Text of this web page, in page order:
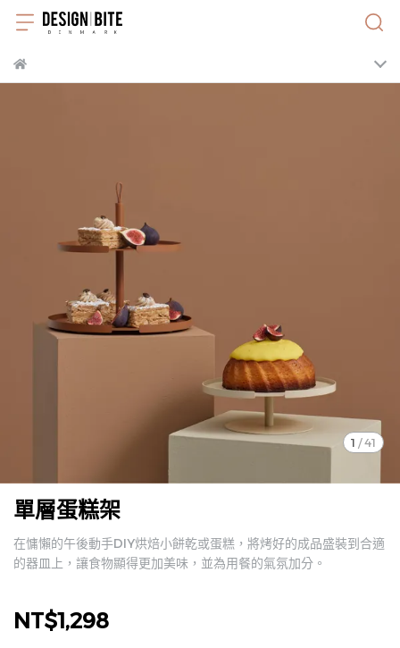
1 /41
單層蛋糕架
在慵懶的午後動手DIY烘焙小餅乾或蛋糕，將烤好的成品盛裝到合適
的器皿上，讓食物顯得更加美味，並為用餐的氣氛加分。
NT$1,298